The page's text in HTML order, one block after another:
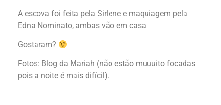
A escova foi feita pela Sirlene e maquiagem pela
Edna Nominato, ambas vão em casa.
Gostaram?
Fotos: Blog da Mariah (não estão muuuito focadas
pois a noite é mais difícil).